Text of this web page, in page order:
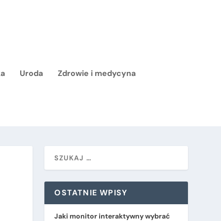
Uroda Zdrowie i medycyna
OSTATNIE WPISY
Jaki monitor interaktywny wybrać